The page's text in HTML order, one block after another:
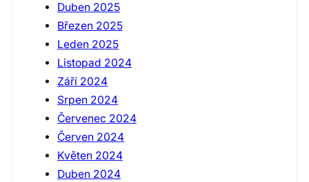
Duben 2025
Březen 2025
Leden 2025
Listopad 2024
Září 2024
Srpen 2024
Červenec 2024
Červen 2024
Květen 2024
Duben 2024